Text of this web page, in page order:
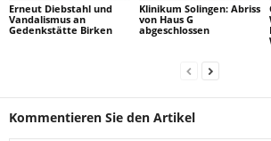
Erneut Diebstahl und
Vandalismus an
Gedenkstätte Birken
Klinikum Solingen: Abriss
von Haus G
abgeschlossen
Kommentieren Sie den Artikel